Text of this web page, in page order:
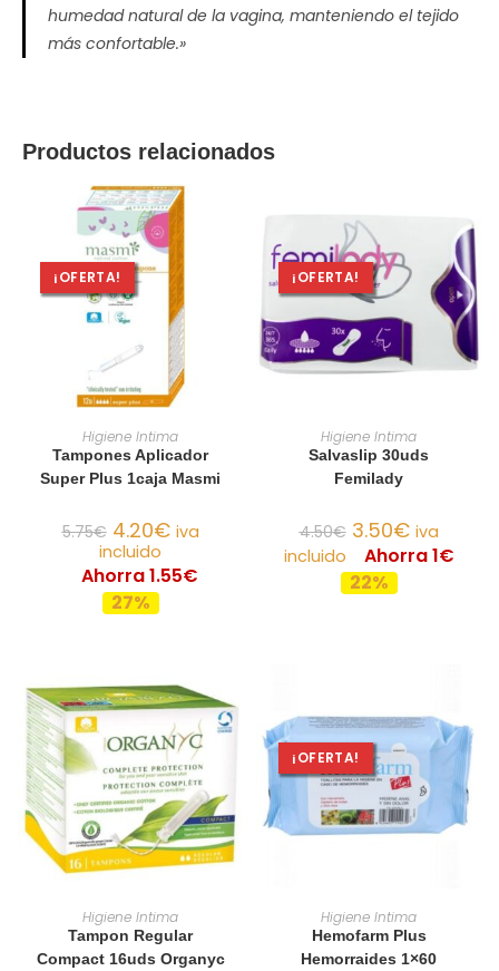
humedad natural de la vagina, manteniendo el tejido
más confortable.»
Productos relacionados
¡OFERTA!
AÑADIR AL CARRITO
Higiene Intima
Tampones Aplicador
Super Plus 1caja Masmi
5.75€ 4.20€ iva
incluido
Ahorra 1.55€
27%
¡OFERTA!
AÑADIR AL CARRITO
Higiene Intima
Salvaslip 30uds
Femilady
4.50€ 3.50€ iva
incluido
Ahorra 1€
22%
AÑADIR AL CARRITO
Higiene Intima
Tampon Regular
Compact 16uds Organyc
¡OFERTA!
AÑADIR AL CARRITO
Higiene Intima
Hemofarm Plus
Hemorraides 1×60